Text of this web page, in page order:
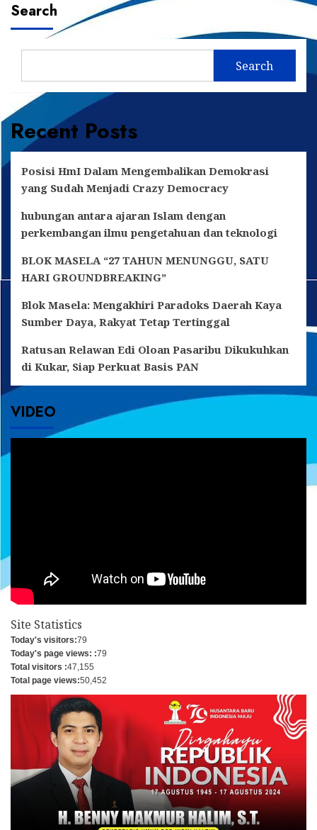
Search
Search
Recent Posts
Posisi HmI Dalam Mengembalikan Demokrasi
yang Sudah Menjadi Crazy Democracy
hubungan antara ajaran Islam dengan
perkembangan ilmu pengetahuan dan teknologi
BLOK MASELA “27 TAHUN MENUNGGU, SATU
HARI GROUNDBREAKING”
Blok Masela: Mengakhiri Paradoks Daerah Kaya
Sumber Daya, Rakyat Tetap Tertinggal
Ratusan Relawan Edi Oloan Pasaribu Dikukuhkan
di Kukar, Siap Perkuat Basis PAN
VIDEO
Site Statistics
Today's visitors:79
Today's page views: :79
Total visitors :47,155
Total page views:50,452